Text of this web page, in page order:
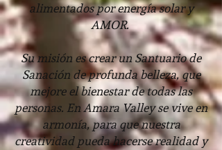
alimentados por energía solar y
AMOR.
Su misión es crear un Santuario de
Sanación de profunda belleza, que
mejore el bienestar de todas las
personas. En Amara Valley se vive en
armonía, para que nuestra
creatividad pueda hacerse realidad y